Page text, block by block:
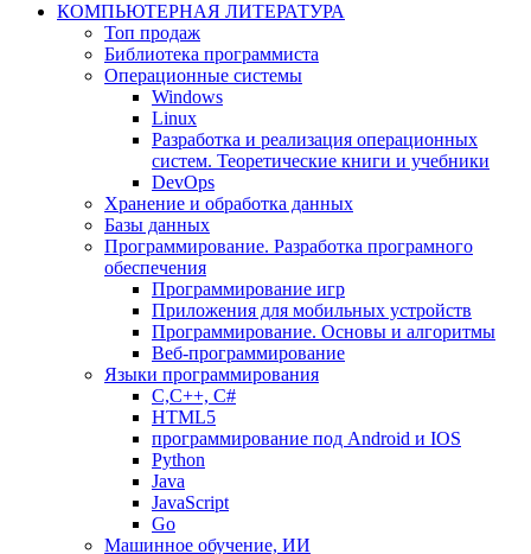
КОМПЬЮТЕРНАЯ ЛИТЕРАТУРА
Топ продаж
Библиотека программиста
Операционные системы
Windows
Linux
Разработка и реализация операционных
систем. Теоретические книги и учебники
DevOps
Хранение и обработка данных
Базы данных
Программирование. Разработка програмного
обеспечения
Программирование игр
Приложения для мобильных устройств
Программирование. Основы и алгоритмы
Веб-программирование
Языки программирования
С,С++, С#
HTML5
программирование под Android и IOS
Python
Java
JavaScript
Go
Машинное обучение, ИИ